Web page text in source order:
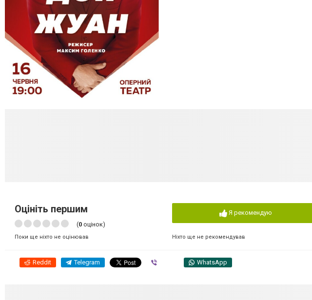
Оцініть першим
(0 оцінок)
Поки ще ніхто не оцінював
Я рекомендую
Ніхто ще не рекомендував
Reddit Telegram WhatsApp